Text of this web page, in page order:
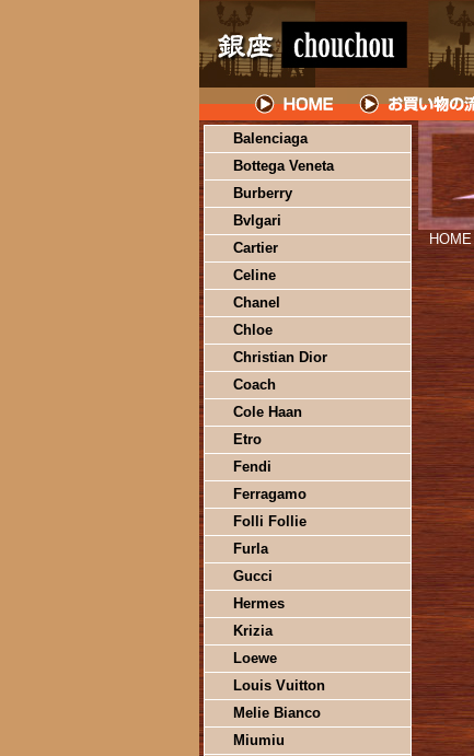
Balenciaga
Bottega Veneta
Burberry
Bvlgari
Cartier
Celine
Chanel
Chloe
Christian Dior
Coach
Cole Haan
Etro
Fendi
Ferragamo
Folli Follie
Furla
Gucci
Hermes
Krizia
Loewe
Louis Vuitton
Melie Bianco
Miumiu
HOME